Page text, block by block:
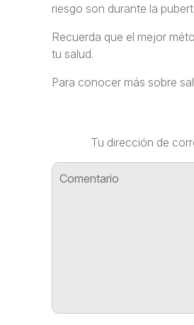
riesgo son durante la
Recuerda que el mejor
tu salud.
Para conocer más sobre
Tu dirección de